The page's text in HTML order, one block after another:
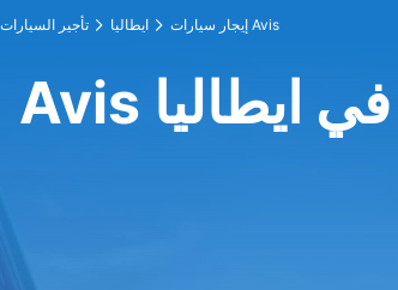
تأجير السيارات ايطاليا إيجار سيارات Avis
Avis في ايطاليا